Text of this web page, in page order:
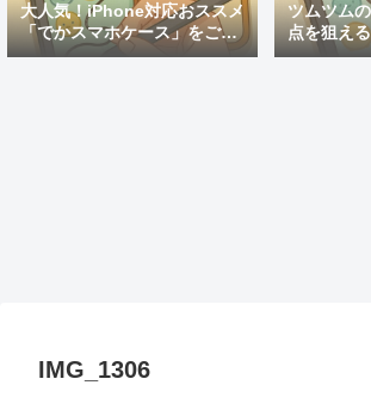
大人気！iPhone対応おススメ
「でかスマホケース」をご紹
介
ツムツム
点を狙え
ン
IMG_1306